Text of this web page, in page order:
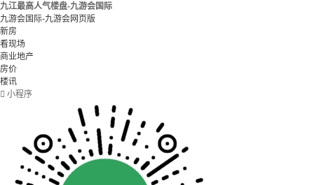
九江最高人气楼盘-九游会国际
九游会国际-九游会网页版
新房
看现场
商业地产
房价
楼讯
 小程序